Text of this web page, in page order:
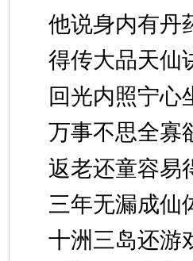
他说身内有
得传大品天
回光内照宁
万事不思全
返老还童容
三年无漏成
十洲三岛还